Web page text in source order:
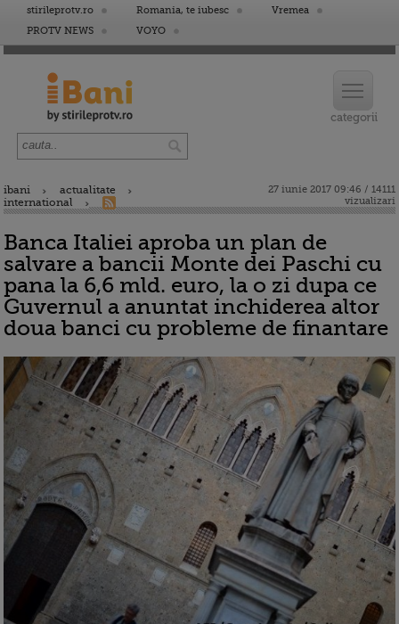
stirileprotv.ro Romania, te iubesc
Vremea
PROTV NEWS
VOYO
ibani
actualitate
international
27 iunie 2017 09:46 / 14111
vizualizari
Banca Italiei aproba un plan de
salvare a bancii Monte dei Paschi cu
pana la 6,6 mld. euro, la o zi dupa ce
Guvernul a anuntat inchiderea altor
doua banci cu probleme de finantare